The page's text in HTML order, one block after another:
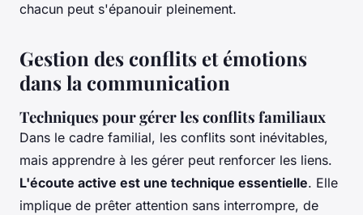
chacun peut s'épanouir pleinement.
Gestion des conflits et émotions
dans la communication
Techniques pour gérer les conflits familiaux
Dans le cadre familial, les conflits sont inévitables,
mais apprendre à les gérer peut renforcer les liens.
L'écoute active est une technique essentielle. Elle
implique de prêter attention sans interrompre, de